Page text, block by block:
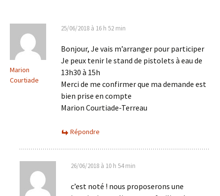
Marion
Courtiade
25/06/2018 à 16 h 52 min
Bonjour, Je vais m’arranger pour participer
Je peux tenir le stand de pistolets à eau de
13h30 à 15h
Merci de me confirmer que ma demande est
bien prise en compte
Marion Courtiade-Terreau
Répondre
26/06/2018 à 10 h 54 min
c’est noté ! nous proposerons une